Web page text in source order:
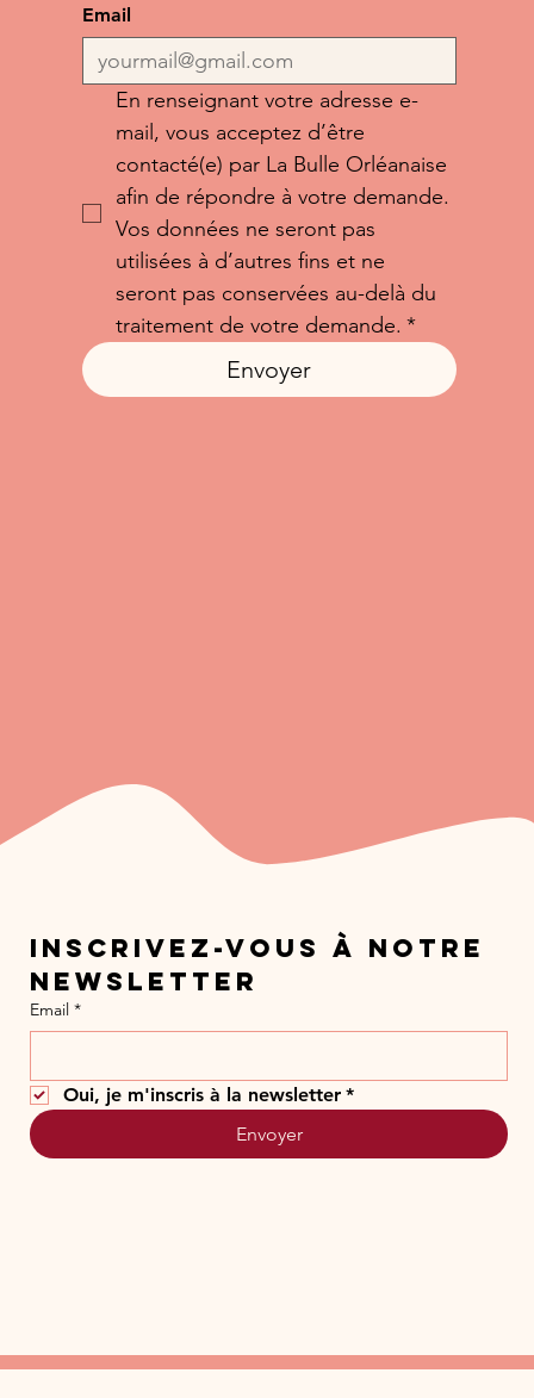
Email
En renseignant votre adresse e-
mail, vous acceptez d’être
contacté(e) par La Bulle Orléanaise
afin de répondre à votre demande.
Vos données ne seront pas
utilisées à d’autres fins et ne
seront pas conservées au-delà du
traitement de votre demande. *
Envoyer
Inscrivez-vous à notre
newsletter
Email *
Oui, je m'inscris à la newsletter *
Envoyer